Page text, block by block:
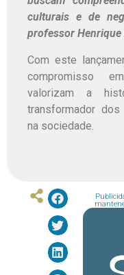
culturais e de
professor Henrique
Com este
compromisso
valorizam a
transformador
na sociedade.